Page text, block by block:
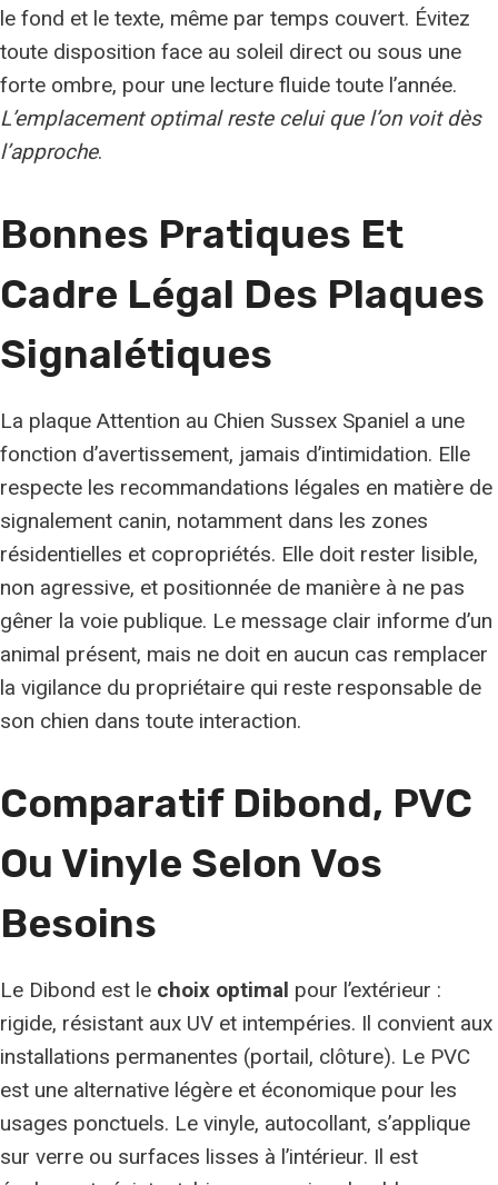
le fond et le texte, même par temps couvert. Évitez
toute disposition face au soleil direct ou sous une
forte ombre, pour une lecture fluide toute l’année.
L’emplacement optimal reste celui que l’on voit dès
l’approche.
Bonnes Pratiques Et
Cadre Légal Des Plaques
Signalétiques
La plaque Attention au Chien Sussex Spaniel a une
fonction d’avertissement, jamais d’intimidation. Elle
respecte les recommandations légales en matière de
signalement canin, notamment dans les zones
résidentielles et copropriétés. Elle doit rester lisible,
non agressive, et positionnée de manière à ne pas
gêner la voie publique. Le message clair informe d’un
animal présent, mais ne doit en aucun cas remplacer
la vigilance du propriétaire qui reste responsable de
son chien dans toute interaction.
Comparatif Dibond, PVC
Ou Vinyle Selon Vos
Besoins
Le Dibond est le choix optimal pour l’extérieur :
rigide, résistant aux UV et intempéries. Il convient aux
installations permanentes (portail, clôture). Le PVC
est une alternative légère et économique pour les
usages ponctuels. Le vinyle, autocollant, s’applique
sur verre ou surfaces lisses à l’intérieur. Il est